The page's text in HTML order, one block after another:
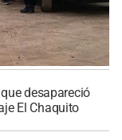
desapareció
El Chaquito